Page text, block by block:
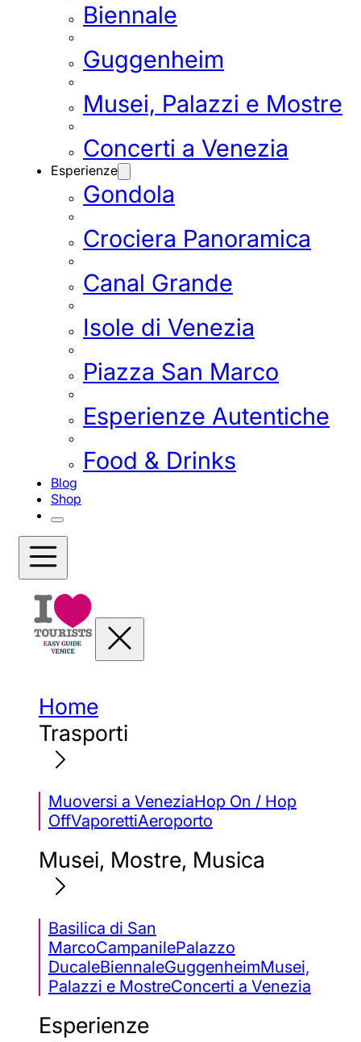
Biennale
Guggenheim
Musei, Palazzi e Mostre
Concerti a Venezia
Esperienze
Gondola
Crociera Panoramica
Canal Grande
Isole di Venezia
Piazza San Marco
Esperienze Autentiche
Food & Drinks
Blog
Shop
Home
Trasporti
Muoversi a VeneziaHop On / Hop
OffVaporettiAeroporto
Musei, Mostre, Musica
Basilica di San
MarcoCampanilePalazzo
DucaleBiennaleGuggenheimMusei,
Palazzi e MostreConcerti a Venezia
Esperienze